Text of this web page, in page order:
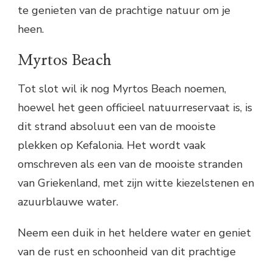
te genieten van de prachtige natuur om je
heen.
Myrtos Beach
Tot slot wil ik nog Myrtos Beach noemen,
hoewel het geen officieel natuurreservaat is, is
dit strand absoluut een van de mooiste
plekken op Kefalonia. Het wordt vaak
omschreven als een van de mooiste stranden
van Griekenland, met zijn witte kiezelstenen en
azuurblauwe water.
Neem een duik in het heldere water en geniet
van de rust en schoonheid van dit prachtige